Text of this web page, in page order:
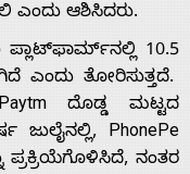
ಎಂದು ಆಶಿಸಿದರು.
10.5
ಎಂದು ತೋರಿಸುತ್ತದೆ.
ದೊಡ್ಡ ಮಟ್ಟದ
PhonePe
ಪ್ರಕ್ರಿಯೆಗೊಳಿಸಿದೆ, ನಂತರ